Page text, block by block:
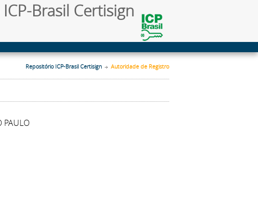
Brasil Certisign
Repositório ICP-Brasil Certisign Autoridade de Registro
PAULO